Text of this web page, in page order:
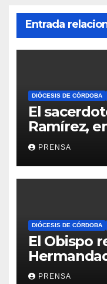
Entrada
DIÓCESIS DE CÓRDOBA
El
Ramírez,
Iglesia
PRENSA
DIÓCESIS DE CÓRDOBA
El Obispo
PRENSA